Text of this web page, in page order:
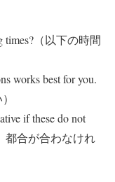
times?（以下の時間
works best for you.
if these do not
都合が合わなけれ